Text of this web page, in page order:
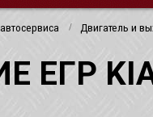
Двигатель и
ЕГР